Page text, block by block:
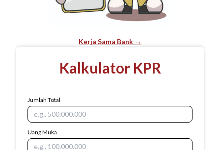
Kerja Sama Bank →
Kalkulator KPR
Jumlah Total
Uang Muka